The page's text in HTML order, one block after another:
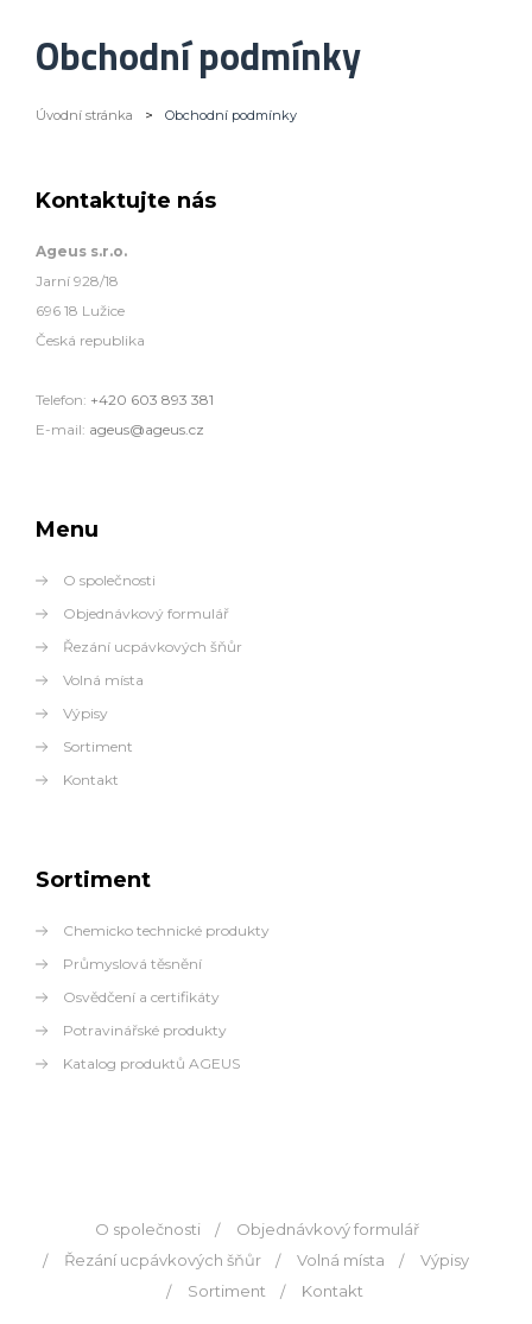
Obchodní podmínky
Úvodní stránka > Obchodní podmínky
Kontaktujte nás
Ageus s.r.o.
Jarní 928/18
696 18 Lužice
Česká republika
Telefon: +420 603 893 381
E-mail: ageus@ageus.cz
Menu
O společnosti
Objednávkový formulář
Řezání ucpávkových šňůr
Volná místa
Výpisy
Sortiment
Kontakt
Sortiment
Chemicko technické produkty
Průmyslová těsnění
Osvědčení a certifikáty
Potravinářské produkty
Katalog produktů AGEUS
O společnosti
Objednávkový formulář
Řezání ucpávkových šňůr
Volná místa
Výpisy
Sortiment
Kontakt